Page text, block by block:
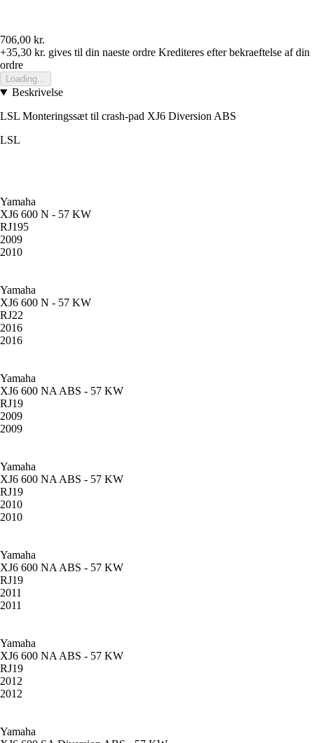
706,00 kr.
+35,30 kr. gives til din naeste ordre Krediteres efter bekraeftelse af din
ordre
Loading...
Beskrivelse
LSL Monteringssæt til crash-pad XJ6 Diversion ABS
LSL
Yamaha
XJ6 600 N - 57 KW
RJ195
2009
2010
Yamaha
XJ6 600 N - 57 KW
RJ22
2016
2016
Yamaha
XJ6 600 NA ABS - 57 KW
RJ19
2009
2009
Yamaha
XJ6 600 NA ABS - 57 KW
RJ19
2010
2010
Yamaha
XJ6 600 NA ABS - 57 KW
RJ19
2011
2011
Yamaha
XJ6 600 NA ABS - 57 KW
RJ19
2012
2012
Yamaha